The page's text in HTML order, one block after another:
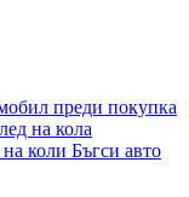
преди покупка
на кола
коли Бъгси авто